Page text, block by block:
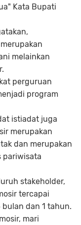
Kata Bupati
melainkan
perguruan
program
istiadat juga
merupakan
dan merupakan
pariwisata
stakeholder,
tercapai
dan 1 tahun.
mari